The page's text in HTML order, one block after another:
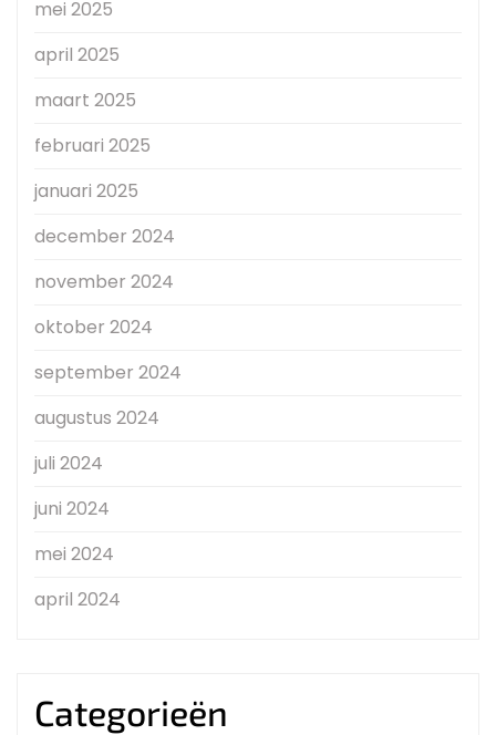
mei 2025
april 2025
maart 2025
februari 2025
januari 2025
december 2024
november 2024
oktober 2024
september 2024
augustus 2024
juli 2024
juni 2024
mei 2024
april 2024
Categorieën